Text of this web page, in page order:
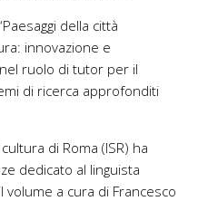
della città
innovazione e
ruolo di tutor per il
di ricerca approfonditi
di Roma (ISR) ha
dedicato al linguista
a cura di Francesco